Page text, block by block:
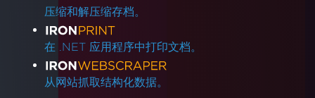
压缩和解压缩存档。
在 .NET 应用程序中打印文档。
从网站抓取结构化数据。